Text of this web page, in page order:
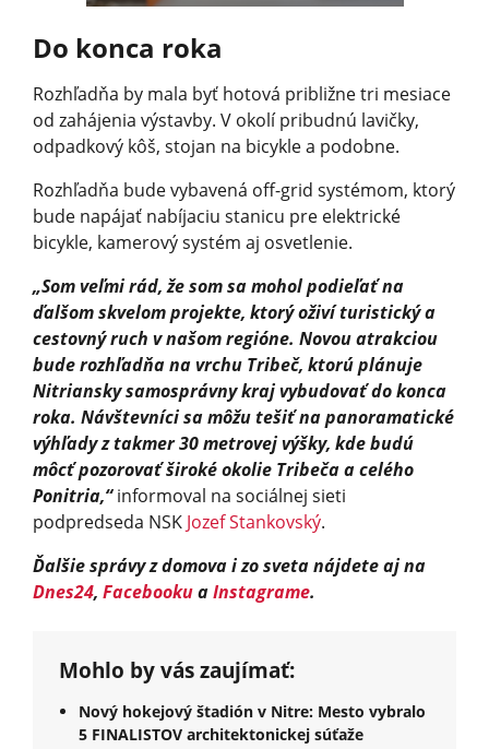
Do konca roka
Rozhľadňa by mala byť hotová približne tri mesiace
od zahájenia výstavby. V okolí pribudnú lavičky,
odpadkový kôš, stojan na bicykle a podobne.
Rozhľadňa bude vybavená off-grid systémom, ktorý
bude napájať nabíjaciu stanicu pre elektrické
bicykle, kamerový systém aj osvetlenie.
„Som veľmi rád, že som sa mohol podieľať na
ďalšom skvelom projekte, ktorý oživí turistický a
cestovný ruch v našom regióne. Novou atrakciou
bude rozhľadňa na vrchu Tribeč, ktorú plánuje
Nitriansky samosprávny kraj vybudovať do konca
roka. Návštevníci sa môžu tešiť na panoramatické
výhľady z takmer 30 metrovej výšky, kde budú
môcť pozorovať široké okolie Tribeča a celého
Ponitria,“informoval na sociálnej sieti
podpredseda NSK Jozef Stankovský.
Ďalšie správy z domova i zo sveta nájdete aj na
Dnes24, FacebookuaInstagrame.
Mohlo by vás zaujímať:
Nový hokejový štadión v Nitre: Mesto vybralo
5 FINALISTOV architektonickej súťaže